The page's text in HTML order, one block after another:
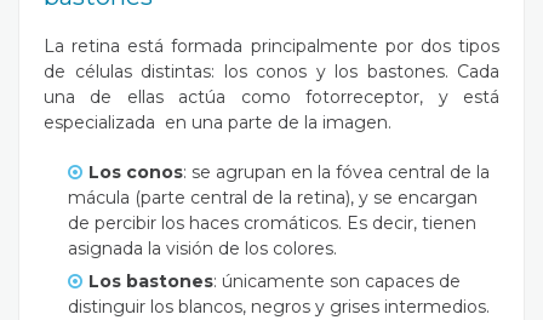
La retina está formada principalmente por dos tipos
de células distintas: los conos y los bastones. Cada
una de ellas actúa como fotorreceptor, y está
especializada en una parte de la imagen.
Los conos: se agrupan en la fóvea central de la
mácula (parte central de la retina), y se encargan
de percibir los haces cromáticos. Es decir, tienen
asignada la visión de los colores.
Los bastones: únicamente son capaces de
distinguir los blancos, negros y grises intermedios.